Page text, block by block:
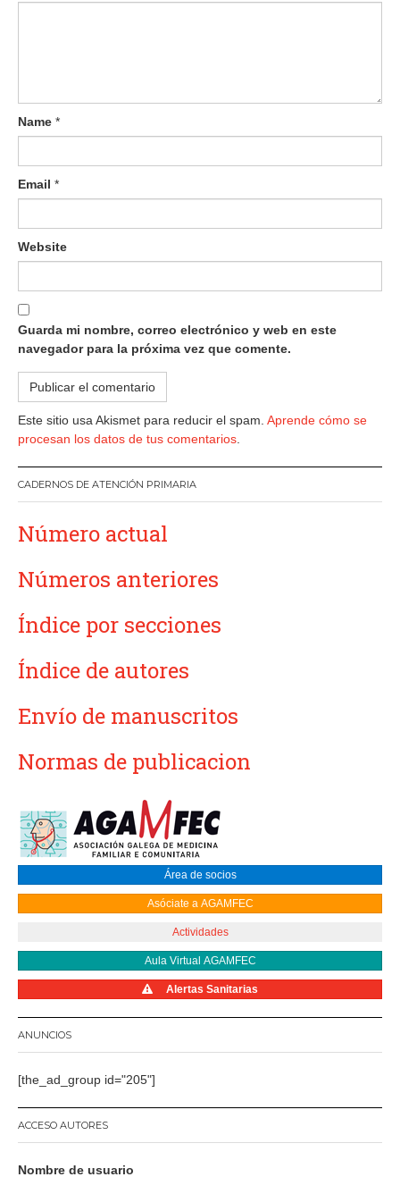
Name *
Email *
Website
Guarda mi nombre, correo electrónico y web en este
navegador para la próxima vez que comente.
Este sitio usa Akismet para reducir el spam. Aprende cómo se
procesan los datos de tus comentarios.
CADERNOS DE ATENCIÓN PRIMARIA
Número actual
Números anteriores
Índice por secciones
Índice de autores
Envío de manuscritos
Normas de publicacion
Área de socios
Asóciate a AGAMFEC
Actividades
Aula Virtual AGAMFEC
Alertas Sanitarias
ANUNCIOS
[the_ad_group id="205"]
ACCESO AUTORES
Nombre de usuario